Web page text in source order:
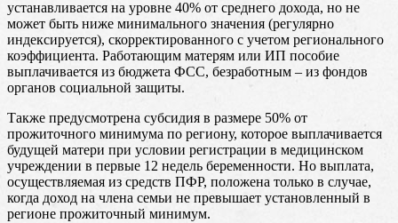
устанавливается на уровне 40% от среднего дохода, но не
может быть ниже минимального значения (регулярно
индексируется), скорректированного с учетом регионального
коэффициента. Работающим матерям или ИП пособие
выплачивается из бюджета ФСС, безработным – из фондов
органов социальной защиты.
Также предусмотрена субсидия в размере 50% от
прожиточного минимума по региону, которое выплачивается
будущей матери при условии регистрации в медицинском
учреждении в первые 12 недель беременности. Но выплата,
осуществляемая из средств ПФР, положена только в случае,
когда доход на члена семьи не превышает установленный в
регионе прожиточный минимум.